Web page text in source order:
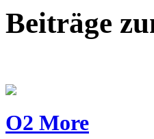
Beiträge
O2 More